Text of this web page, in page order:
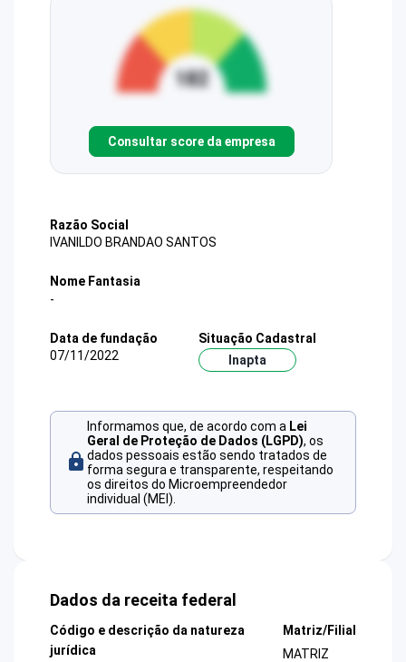
Consultar score da empresa
Razão Social
IVANILDO BRANDAO SANTOS
Nome Fantasia
-
Data de fundação
07/11/2022
Situação Cadastral
Inapta
Informamos que, de acordo com a Lei
Geral de Proteção de Dados (LGPD), os
dados pessoais estão sendo tratados de
forma segura e transparente, respeitando
os direitos do Microempreendedor
individual (MEI).
Dados da receita federal
Código e descrição da natureza
jurídica
Matriz/Filial
MATRIZ